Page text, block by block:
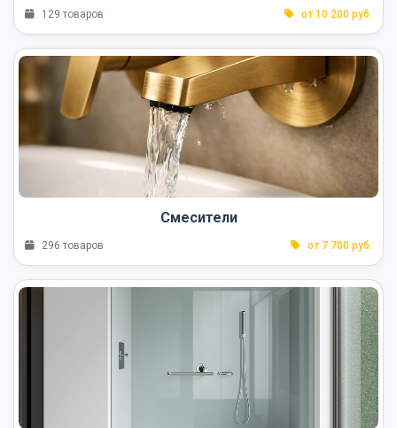
129 товаров от 10 200 руб.
Смесители
296 товаров от 7 700 руб.